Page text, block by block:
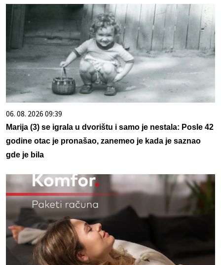
06. 08. 2026 09:39
Marija (3) se igrala u dvorištu i samo je nestala: Posle 42
godine otac je pronašao, zanemeo je kada je saznao
gde je bila